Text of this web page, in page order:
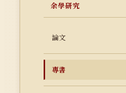
余學研究
論文
專書